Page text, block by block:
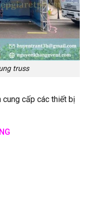
truss
cung cấp các thiết bị